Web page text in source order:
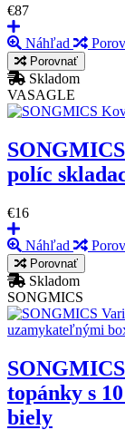
€87
Náhľad
Porovnať
Skladom
VASAGLE
políc
€16
Náhľad
Porovnať
Skladom
SONGMICS
topánky s
biely